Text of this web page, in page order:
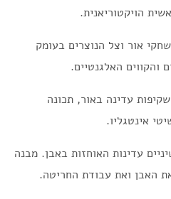
הויקטוריאנית.
אור וצל הנוצרים בעומק
האלגנטיים.
עדינה באור, תכונה
אינטגליו.
עדינות האוחזות באבן. מבנה
האבן ואת עבודת החריטה.